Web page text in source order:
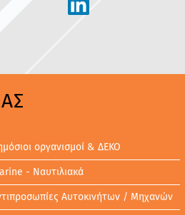
οργανισμοί & ΔΕΚΟ
- Ναυτιλιακά
Αυτοκινήτων / Μηχανών